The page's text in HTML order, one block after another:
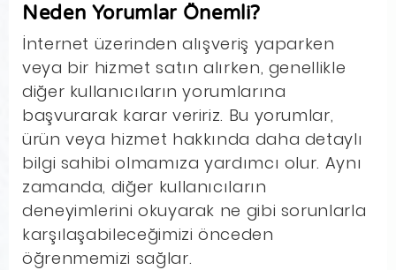
Neden Yorumlar Önemli?
İnternet üzerinden alışveriş yaparken
veya bir hizmet satın alırken, genellikle
diğer kullanıcıların yorumlarına
başvurarak karar veririz. Bu yorumlar,
ürün veya hizmet hakkında daha detaylı
bilgi sahibi olmamıza yardımcı olur. Aynı
zamanda, diğer kullanıcıların
deneyimlerini okuyarak ne gibi sorunlarla
karşılaşabileceğimizi önceden
öğrenmemizi sağlar.